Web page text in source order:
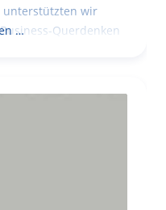
unterstützten wir
Querdenken
…